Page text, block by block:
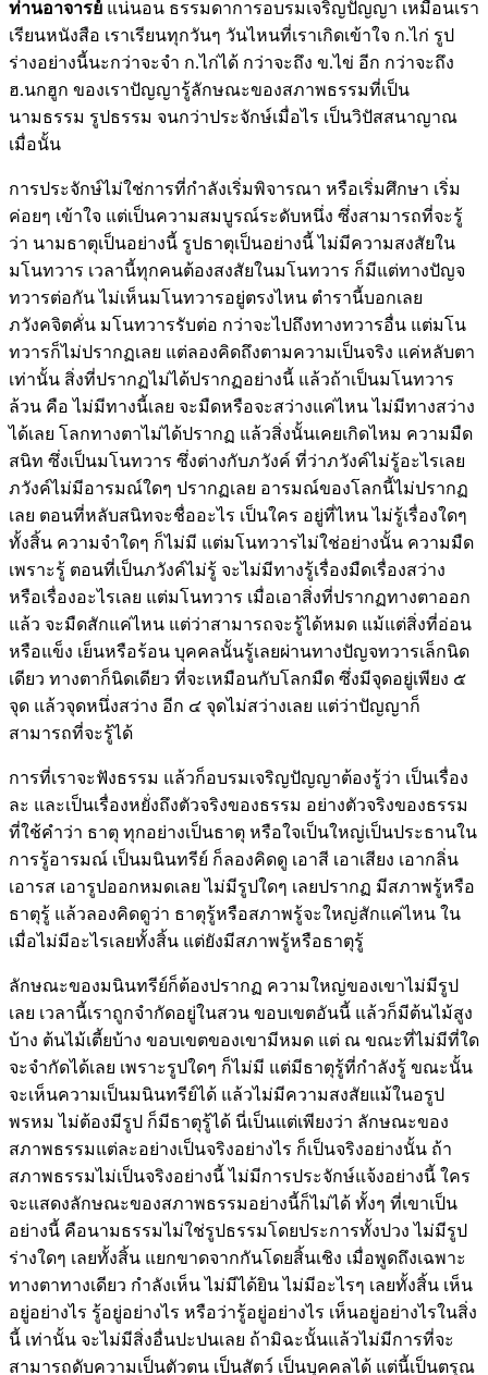
ท่านอาจารย์ แน่นอน ธรรมดาการอบรมเจริญปัญญา เหมือนเรา
เรียนหนังสือ เราเรียนทุกวันๆ วันไหนที่เราเกิดเข้าใจ ก.ไก่ รูป
ร่างอย่างนี้นะกว่าจะจำ ก.ไก่ได้ กว่าจะถึง ข.ไข่ อีก กว่าจะถึง
ฮ.นกฮูก ของเราปัญญารู้ลักษณะของสภาพธรรมที่เป็น
นามธรรม รูปธรรม จนกว่าประจักษ์เมื่อไร เป็นวิปัสสนาญาณ
เมื่อนั้น
การประจักษ์ไม่ใช่การที่กำลังเริ่มพิจารณา หรือเริ่มศึกษา เริ่ม
ค่อยๆ เข้าใจ แต่เป็นความสมบูรณ์ระดับหนึ่ง ซึ่งสามารถที่จะรู้
ว่า นามธาตุเป็นอย่างนี้ รูปธาตุเป็นอย่างนี้ ไม่มีความสงสัยใน
มโนทวาร เวลานี้ทุกคนต้องสงสัยในมโนทวาร ก็มีแต่ทางปัญจ
ทวารต่อกัน ไม่เห็นมโนทวารอยู่ตรงไหน ตำรานี้บอกเลย
ภวังคจิตคั่น มโนทวารรับต่อ กว่าจะไปถึงทางทวารอื่น แต่มโน
ทวารก็ไม่ปรากฏเลย แต่ลองคิดถึงตามความเป็นจริง แค่หลับตา
เท่านั้น สิ่งที่ปรากฏไม่ได้ปรากฏอย่างนี้ แล้วถ้าเป็นมโนทวาร
ล้วน คือ ไม่มีทางนี้เลย จะมืดหรือจะสว่างแค่ไหน ไม่มีทางสว่าง
ได้เลย โลกทางตาไม่ได้ปรากฏ แล้วสิ่งนั้นเคยเกิดไหม ความมืด
สนิท ซึ่งเป็นมโนทวาร ซึ่งต่างกับภวังค์ ที่ว่าภวังค์ไม่รู้อะไรเลย
ภวังค์ไม่มีอารมณ์ใดๆ ปรากฏเลย อารมณ์ของโลกนี้ไม่ปรากฏ
เลย ตอนที่หลับสนิทจะชื่ออะไร เป็นใคร อยู่ที่ไหน ไม่รู้เรื่องใดๆ
ทั้งสิ้น ความจำใดๆ ก็ไม่มี แต่มโนทวารไม่ใช่อย่างนั้น ความมืด
เพราะรู้ ตอนที่เป็นภวังค์ไม่รู้ จะไม่มีทางรู้เรื่องมืดเรื่องสว่าง
หรือเรื่องอะไรเลย แต่มโนทวาร เมื่อเอาสิ่งที่ปรากฏทางตาออก
แล้ว จะมืดสักแค่ไหน แต่ว่าสามารถจะรู้ได้หมด แม้แต่สิ่งที่อ่อน
หรือแข็ง เย็นหรือร้อน บุคคลนั้นรู้เลยผ่านทางปัญจทวารเล็กนิด
เดียว ทางตาก็นิดเดียว ที่จะเหมือนกับโลกมืด ซึ่งมีจุดอยู่เพียง ๕
จุด แล้วจุดหนึ่งสว่าง อีก ๔ จุดไม่สว่างเลย แต่ว่าปัญญาก็
สามารถที่จะรู้ได้
การที่เราจะฟังธรรม แล้วก็อบรมเจริญปัญญาต้องรู้ว่า เป็นเรื่อง
ละ และเป็นเรื่องหยั่งถึงตัวจริงของธรรม อย่างตัวจริงของธรรม
ที่ใช้คำว่า ธาตุ ทุกอย่างเป็นธาตุ หรือใจเป็นใหญ่เป็นประธานใน
การรู้อารมณ์ เป็นมนินทรีย์ ก็ลองคิดดู เอาสี เอาเสียง เอากลิ่น
เอารส เอารูปออกหมดเลย ไม่มีรูปใดๆ เลยปรากฏ มีสภาพรู้หรือ
ธาตุรู้ แล้วลองคิดดูว่า ธาตุรู้หรือสภาพรู้จะใหญ่สักแค่ไหน ใน
เมื่อไม่มีอะไรเลยทั้งสิ้น แต่ยังมีสภาพรู้หรือธาตุรู้
ลักษณะของมนินทรีย์ก็ต้องปรากฏ ความใหญ่ของเขาไม่มีรูป
เลย เวลานี้เราถูกจำกัดอยู่ในสวน ขอบเขตอันนี้ แล้วก็มีต้นไม้สูง
บ้าง ต้นไม้เตี้ยบ้าง ขอบเขตของเขามีหมด แต่ ณ ขณะที่ไม่มีที่ใด
จะจำกัดได้เลย เพราะรูปใดๆ ก็ไม่มี แต่มีธาตุรู้ที่กำลังรู้ ขณะนั้น
จะเห็นความเป็นมนินทรีย์ได้ แล้วไม่มีความสงสัยแม้ในอรูป
พรหม ไม่ต้องมีรูป ก็มีธาตุรู้ได้ นี่เป็นแต่เพียงว่า ลักษณะของ
สภาพธรรมแต่ละอย่างเป็นจริงอย่างไร ก็เป็นจริงอย่างนั้น ถ้า
สภาพธรรมไม่เป็นจริงอย่างนี้ ไม่มีการประจักษ์แจ้งอย่างนี้ ใคร
จะแสดงลักษณะของสภาพธรรมอย่างนี้ก็ไม่ได้ ทั้งๆ ที่เขาเป็น
อย่างนี้ คือนามธรรมไม่ใช่รูปธรรมโดยประการทั้งปวง ไม่มีรูป
ร่างใดๆ เลยทั้งสิ้น แยกขาดจากกันโดยสิ้นเชิง เมื่อพูดถึงเฉพาะ
ทางตาทางเดียว กำลังเห็น ไม่มีได้ยิน ไม่มีอะไรๆ เลยทั้งสิ้น เห็น
อยู่อย่างไร รู้อยู่อย่างไร หรือว่ารู้อยู่อย่างไร เห็นอยู่อย่างไรในสิ่ง
นี้ เท่านั้น จะไม่มีสิ่งอื่นปะปนเลย ถ้ามิฉะนั้นแล้วไม่มีการที่จะ
สามารถดับความเป็นตัวตน เป็นสัตว์ เป็นบุคคลได้ แต่นี้เป็นตรุณ